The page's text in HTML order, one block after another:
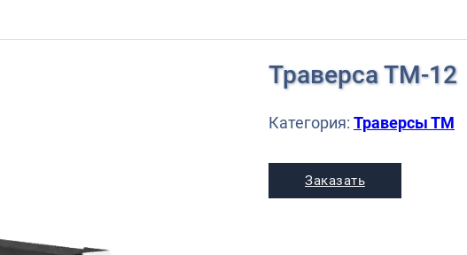
Траверса ТМ-12
Категория: Траверсы ТМ
Заказать